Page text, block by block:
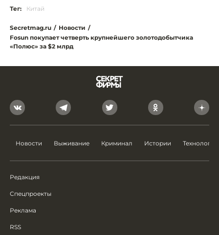
Тег: Китай
Secretmag.ru / Новости /
Fоsun покупает четверть крупнейшего золотодобытчика
«Полюс» за $2 млрд
Новости Выживание Криминал Истории Технологии
Редакция
Спецпроекты
Реклама
RSS